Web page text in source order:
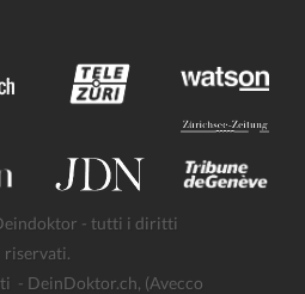
- tutti i diritti
riservati.
- DeinDoktor.ch, (Avecco